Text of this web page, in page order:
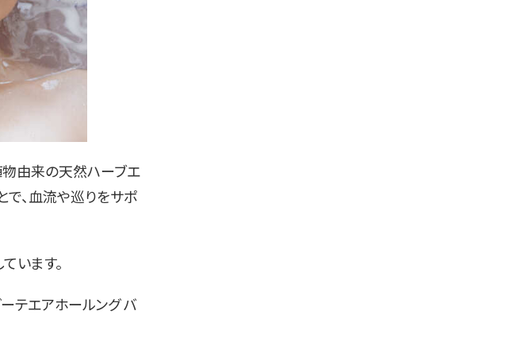
物由来の天然ハーブエ
で、血流や巡りをサポ
います。
テエアホールング バ